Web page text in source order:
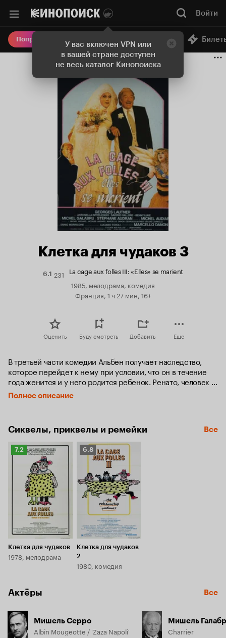
У вас включен VPN или
в вашей стране доступен
не весь каталог Кинопоиска
Войти
Попробовать Плюс Онлайн-кинотеатр
Клетка для чудаков 3
6.1Рейтинг
Кинопоиска
231 La cage aux folles III: «Elles» se marient
1985, мелодрама, комедия
Франция, 1 ч 27 мин, 16+
Оценить Буду смотреть Добавить Еще
В третьей части комедии Альбен получает наследство,
которое перейдет к нему при условии, что он в течение
года женится и у него родится ребенок. Ренато, человек
прагматичный и волевой, прокручивает множество
коварных планов, чтобы доставить упрямца к алтарю,
Занимался он и сводничеством, раздобыв где-то юную
роскошную блондинку, которую соблазнил и бросил
беременной ее бывший любовник.
Полное описание
Сиквелы, приквелы и ремейки Все
Рейтинг
Кинопоиска
7.2
Клетка для чудаков
1978, мелодрама
Рейтинг
Кинопоиска
6.8
Клетка для чудаков
2
1980, комедия
Актёры Все
Мишель Серро
Albin Mougeotte / 'Zaza Napoli'
Мишель
Charrier